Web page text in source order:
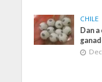
CHILE
Dan